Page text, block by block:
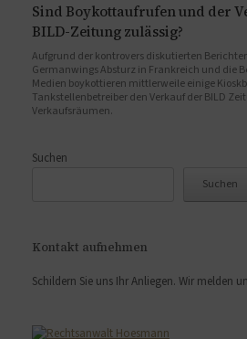
Sind Boykottaufrufen und der
BILD-Zeitung zulässig?
Aufgrund der kontrovers diskutierten
Germanwings Absturz in Frankreich und die
Medien boykottieren mittlerweile einige
Tankstellenbetreiber den Verkauf der BILD
Verkaufsräumen.
Suchen
Suchen
Kontakt aufnehmen
Schildern Sie uns Ihr Anliegen. Wir melden